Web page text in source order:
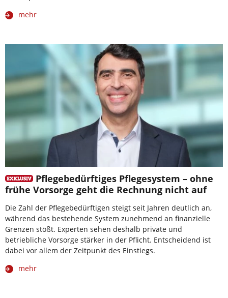
mehr
Pflegebedürftiges Pflegesystem – ohne
frühe Vorsorge geht die Rechnung nicht auf
Die Zahl der Pflegebedürftigen steigt seit Jahren deutlich an,
während das bestehende System zunehmend an finanzielle
Grenzen stößt. Experten sehen deshalb private und
betriebliche Vorsorge stärker in der Pflicht. Entscheidend ist
dabei vor allem der Zeitpunkt des Einstiegs.
mehr